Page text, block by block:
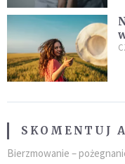
SKOMENTUJ
Bierzmowanie –